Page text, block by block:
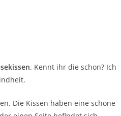
. Kennt ihr die schon? Ich
Die Kissen haben eine schöne